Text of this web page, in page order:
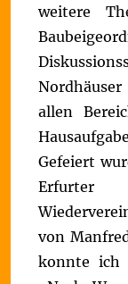
weitere
allen
Gefeiert
von
konnte ich